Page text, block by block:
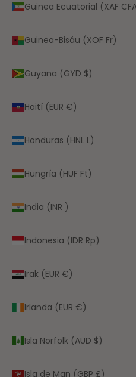
Guinea Ecuatorial (XAF
Guinea-Bisáu (XOF Fr)
Guyana (GYD $)
Haití (EUR €)
Honduras (HNL L)
Hungría (HUF Ft)
India (INR ₹)
Indonesia (IDR Rp)
Irak (EUR €)
Irlanda (EUR €)
Isla Norfolk (AUD $)
Isla de Man (GBP £)